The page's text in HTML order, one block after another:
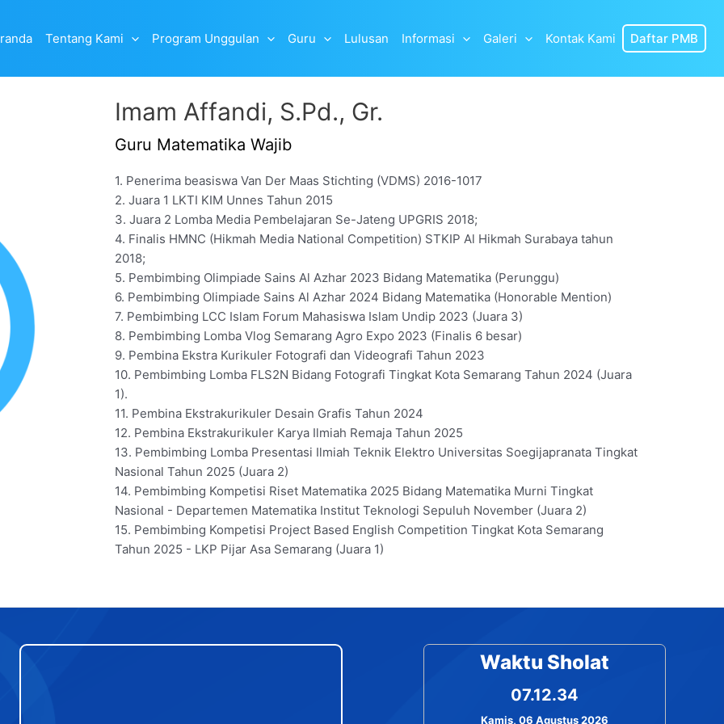
Tentang Kami Program Unggulan Guru Lulusan Informasi Galeri Kontak Kami Daftar PMB
Imam Affandi, S.Pd., Gr.
Guru Matematika Wajib
1. Penerima beasiswa Van Der Maas Stichting (VDMS) 2016-1017
2. Juara 1 LKTI KIM Unnes Tahun 2015
3. Juara 2 Lomba Media Pembelajaran Se-Jateng UPGRIS 2018;
4. Finalis HMNC (Hikmah Media National Competition) STKIP Al Hikmah Surabaya tahun
2018;
5. Pembimbing Olimpiade Sains Al Azhar 2023 Bidang Matematika (Perunggu)
6. Pembimbing Olimpiade Sains Al Azhar 2024 Bidang Matematika (Honorable Mention)
7. Pembimbing LCC Islam Forum Mahasiswa Islam Undip 2023 (Juara 3)
8. Pembimbing Lomba Vlog Semarang Agro Expo 2023 (Finalis 6 besar)
9. Pembina Ekstra Kurikuler Fotografi dan Videografi Tahun 2023
10. Pembimbing Lomba FLS2N Bidang Fotografi Tingkat Kota Semarang Tahun 2024 (Juara
1).
11. Pembina Ekstrakurikuler Desain Grafis Tahun 2024
12. Pembina Ekstrakurikuler Karya Ilmiah Remaja Tahun 2025
13. Pembimbing Lomba Presentasi Ilmiah Teknik Elektro Universitas Soegijapranata Tingkat
Nasional Tahun 2025 (Juara 2)
14. Pembimbing Kompetisi Riset Matematika 2025 Bidang Matematika Murni Tingkat
Nasional - Departemen Matematika Institut Teknologi Sepuluh November (Juara 2)
15. Pembimbing Kompetisi Project Based English Competition Tingkat Kota Semarang
Tahun 2025 - LKP Pijar Asa Semarang (Juara 1)
Waktu Sholat
07.12.35
Kamis, 06 Agustus 2026